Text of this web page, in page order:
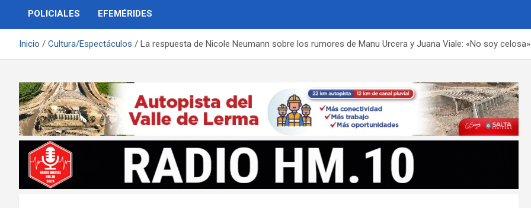
POLICIALES EFEMÉRIDES
Inicio Cultura/Espectáculos La respuesta de Nicole Neumann sobre los rumores de Manu Urcera y Juana Viale: «No soy celosa»